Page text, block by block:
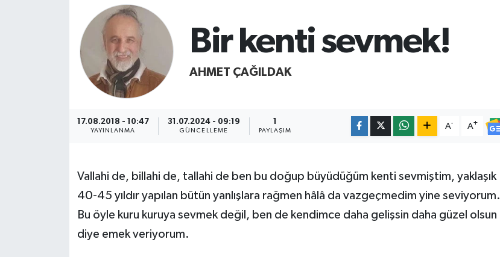
Bir kenti sevmek!
AHMET ÇAĞILDAK
17.08.2018 - 10:47
YAYINLANMA
31.07.2024 - 09:19
GÜNCELLEME PAYLAŞIM
A- A+
Vallahi de, billahi de, tallahi de ben bu doğup büyüdüğüm kenti sevmiştim, yaklaşık
40-45 yıldır yapılan bütün yanlışlara rağmen hâlâ da vazgeçmedim yine seviyorum.
Bu öyle kuru kuruya sevmek değil, ben de kendimce daha gelişsin daha güzel olsun
diye emek veriyorum.
Süper Lig Puan Durumu ve Fikstür
Tüm Manşetler
Son Dakika Haberleri